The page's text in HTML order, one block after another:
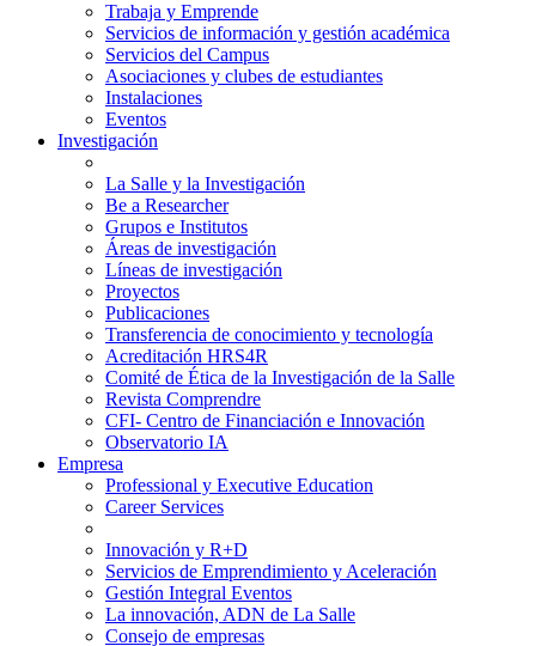
Trabaja y Emprende
Servicios de información y gestión académica
Servicios del Campus
Asociaciones y clubes de estudiantes
Instalaciones
Eventos
Investigación
La Salle y la Investigación
Be a Researcher
Grupos e Institutos
Áreas de investigación
Líneas de investigación
Proyectos
Publicaciones
Transferencia de conocimiento y tecnología
Acreditación HRS4R
Comité de Ética de la Investigación de la Salle
Revista Comprendre
CFI- Centro de Financiación e Innovación
Observatorio IA
Empresa
Professional y Executive Education
Career Services
Innovación y R+D
Servicios de Emprendimiento y Aceleración
Gestión Integral Eventos
La innovación, ADN de La Salle
Consejo de empresas